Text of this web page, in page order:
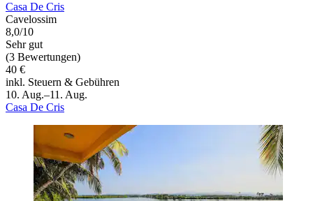
Casa De Cris
Cavelossim
8,0/10
Sehr gut
(3 Bewertungen)
40 €
inkl. Steuern & Gebühren
10. Aug.–11. Aug.
Casa De Cris